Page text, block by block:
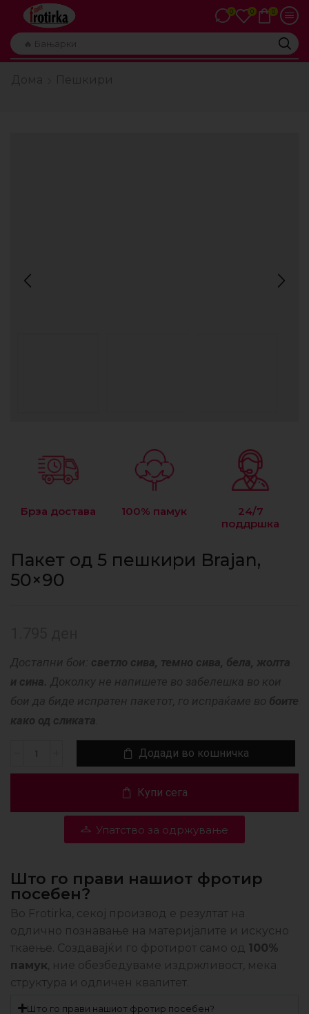
🔥 Бањарки
0 0 0
Брза достава 100% памук
24/7
поддршка
Пакет од 5 пешкири Brajan,
50×90
Достапни бои: светло сива, темно сива, бела, жолта
и сина. Доколку не напишете во забелешка во кои
бои да биде испратен пакетот, го испраќаме во боите
како од сликата
Додади во кошничка
Купи сега
Упатство за одржување
Што го прави нашиот фротир
посебен?
Во Frotirka, секој производ е резултат на
одлично познавање на материјалите и искусно
ткаење. Создавајќи го фротирот само од 100%
памук , ние обезбедуваме издржливост, мека
структура и одличен квалитет.
Што го прави нашиот фротир посебен?